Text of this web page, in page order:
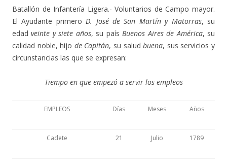
Batallón de Infantería Ligera.- Voluntarios de Campo mayor.
El Ayudante primeroD. José de San Martín y Matorras, su
edadveinte y siete años, su paísBuenos Aires de América, su
calidad noble, hijo de Capitán, su saludbuena, sus servicios y
circunstancias las que se expresan:
Tiempo en que empezó a servir los empleos
EMPLEOS Días Meses Años
Cadete 21 Julio 1789